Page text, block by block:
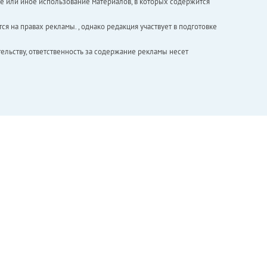
правах рекламы. , однако редакция участвует в подготовке
ответственность за содержание рекламы несет